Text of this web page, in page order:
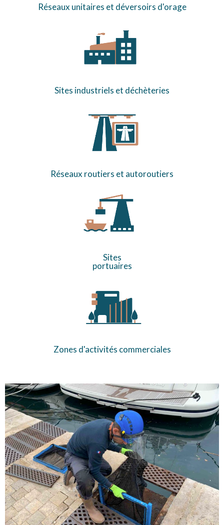
Réseaux unitaires et déversoirs d'orage
Sites industriels et déchèteries
Réseaux routiers et autoroutiers
Sites
portuaires
Zones d'activités commerciales